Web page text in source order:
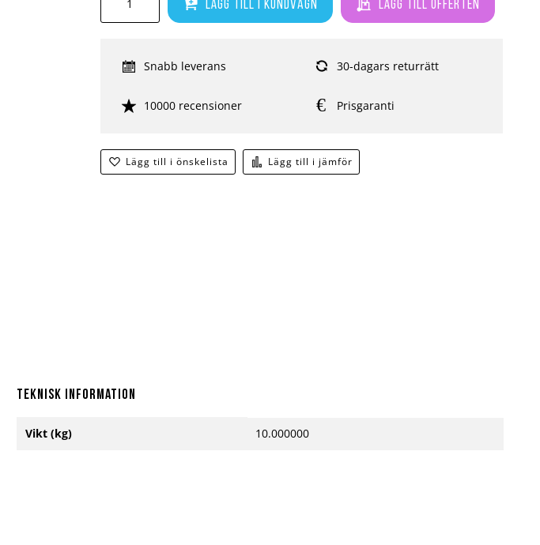
Lägg till i kundvagn Lägg till offerten
Lägg till i önskelista Lägg till i jämför
Snabb leverans 30-dagars returrätt
10000 recensioner Prisgaranti
Teknisk information
information
Vikt (kg) 10.000000